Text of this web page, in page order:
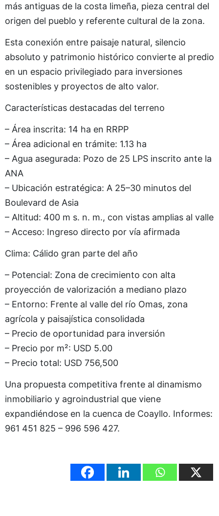
más antiguas de la costa limeña, pieza central del
origen del pueblo y referente cultural de la zona.
Esta conexión entre paisaje natural, silencio
absoluto y patrimonio histórico convierte al predio
en un espacio privilegiado para inversiones
sostenibles y proyectos de alto valor.
Características destacadas del terreno
– Área inscrita: 14 ha en RRPP
– Área adicional en trámite: 1.13 ha
– Agua asegurada: Pozo de 25 LPS inscrito ante la
ANA
– Ubicación estratégica: A 25–30 minutos del
Boulevard de Asia
– Altitud: 400 m s. n. m., con vistas amplias al valle
– Acceso: Ingreso directo por vía afirmada
Clima: Cálido gran parte del año
– Potencial: Zona de crecimiento con alta
proyección de valorización a mediano plazo
– Entorno: Frente al valle del río Omas, zona
agrícola y paisajística consolidada
– Precio de oportunidad para inversión
– Precio por m²: USD 5.00
– Precio total: USD 756,500
Una propuesta competitiva frente al dinamismo
inmobiliario y agroindustrial que viene
expandiéndose en la cuenca de Coayllo. Informes:
961 451 825 – 996 596 427.